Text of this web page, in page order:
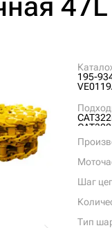
47L
195-
JS190;
Шаг
Тип